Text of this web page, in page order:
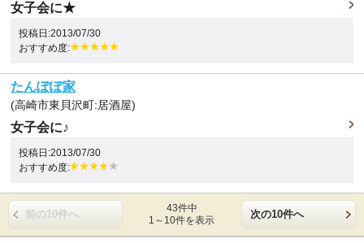
女子会に★
投稿日:2013/07/30
おすすめ度:
たんぽぽ家
(高崎市東貝沢町:居酒屋)
女子会に♪
投稿日:2013/07/30
おすすめ度:
前の10件へ
43件中
1～10件を表示
次の10件へ